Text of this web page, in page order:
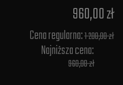
960,00 zł
Cena regularna:1 200,00 zł
Najniższa cena:
960,00 zł